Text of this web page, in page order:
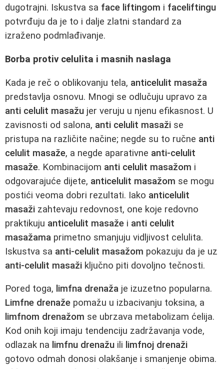
dugotrajni. Iskustva sa face liftingom i faceliftingu
potvrđuju da je to i dalje zlatni standard za
izraženo podmlađivanje.
Borba protiv celulita i masnih naslaga
Kada je reč o oblikovanju tela, anticelulit masaža
predstavlja osnovu. Mnogi se odlučuju upravo za
anti celulit masažu jer veruju u njenu efikasnost. U
zavisnosti od salona, anti celulit masaži se
pristupa na različite načine; negde su to ručne anti
celulit masaže, a negde aparativne anti-celulit
masaže. Kombinacijom anti celulit masažom i
odgovarajuće dijete, anticelulit masažom se mogu
postići veoma dobri rezultati. Iako anticelulit
masaži zahtevaju redovnost, one koje redovno
praktikuju anticelulit masaže i anti celulit
masažama primetno smanjuju vidljivost celulita.
Iskustva sa anti-celulit masažom pokazuju da je uz
anti-celulit masaži ključno piti dovoljno tečnosti.
Pored toga, limfna drenaža je izuzetno popularna.
Limfne drenaže pomažu u izbacivanju toksina, a
limfnom drenažom se ubrzava metabolizam ćelija.
Kod onih koji imaju tendenciju zadržavanja vode,
odlazak na limfnu drenažu ili limfnoj drenaži
gotovo odmah donosi olakšanje i smanjenje obima.